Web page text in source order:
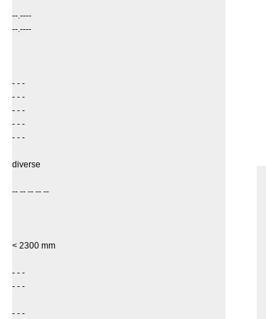
--.----
--.----
- - -
- - -
- - -
- - -
- - -
diverse
-- -- -- -- --
< 2300 mm
- - -
- - -
- - -